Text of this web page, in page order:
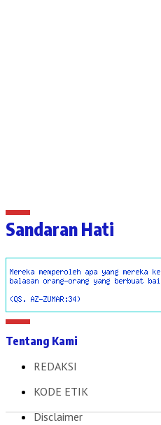
Sandaran Hati
Tentang Kami
REDAKSI
KODE ETIK
Disclaimer